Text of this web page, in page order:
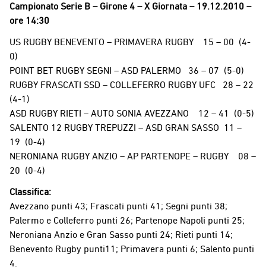
Campionato Serie B – Girone 4 – X Giornata – 19.12.2010 –
ore 14:30
US RUGBY BENEVENTO – PRIMAVERA RUGBY 15 – 00 (4-
0)
POINT BET RUGBY SEGNI – ASD PALERMO 36 – 07 (5-0)
RUGBY FRASCATI SSD – COLLEFERRO RUGBY UFC 28 – 22
(4-1)
ASD RUGBY RIETI – AUTO SONIA AVEZZANO 12 – 41 (0-5)
SALENTO 12 RUGBY TREPUZZI – ASD GRAN SASSO 11 –
19 (0-4)
NERONIANA RUGBY ANZIO – AP PARTENOPE – RUGBY 08 –
20 (0-4)
Classifica:
Avezzano punti 43; Frascati punti 41; Segni punti 38;
Palermo e Colleferro punti 26; Partenope Napoli punti 25;
Neroniana Anzio e Gran Sasso punti 24; Rieti punti 14;
Benevento Rugby punti11; Primavera punti 6; Salento punti
4.